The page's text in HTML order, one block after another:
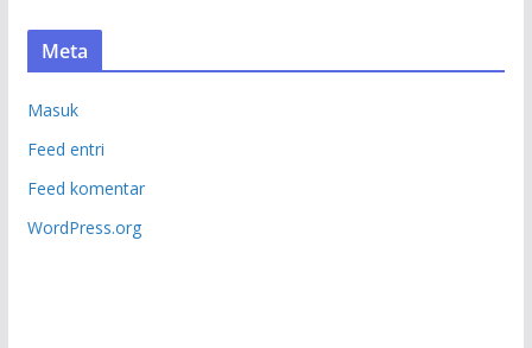
Meta
Masuk
Feed entri
Feed komentar
WordPress.org